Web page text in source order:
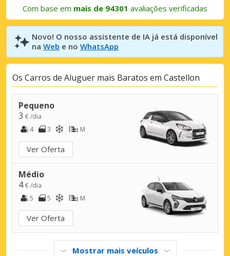
Com base em mais de 94301 avaliações verificadas
Novo! O nosso assistente de IA já está disponível
na Web e no WhatsApp
Os Carros de Aluguer mais Baratos em Castellon
Pequeno
3 € /dia
4
3 M
Ver Oferta
Médio
4€ /dia
5
5 M
Ver Oferta
Mostrar mais veículos